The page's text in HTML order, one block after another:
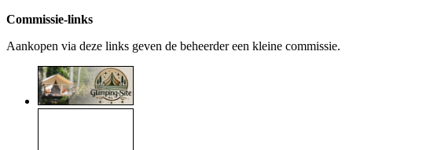
Commissie-links
Aankopen via deze links geven de beheerder een kleine commissie.